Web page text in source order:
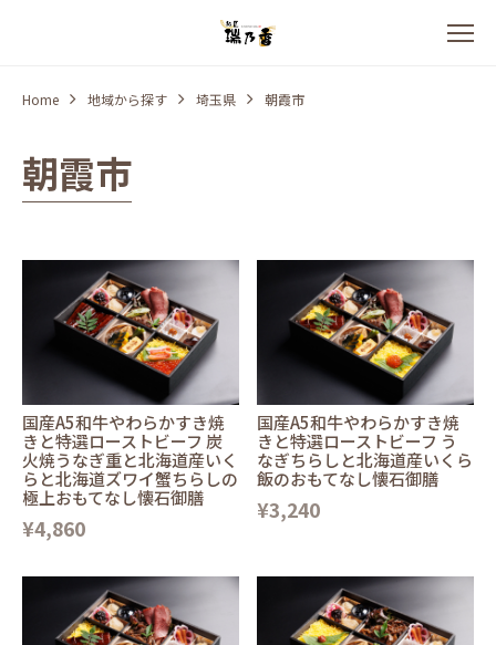
Home 地域から探す 埼玉県 朝霞市
朝霞市
国産A5和牛やわらかすき焼
きと特選ローストビーフ 炭
火焼うなぎ重と北海道産いく
らと北海道ズワイ蟹ちらしの
極上おもてなし懐石御膳
¥4,860
国産A5和牛やわらかすき焼
きと特選ローストビーフ う
なぎちらしと北海道産いくら
飯のおもてなし懐石御膳
¥3,240